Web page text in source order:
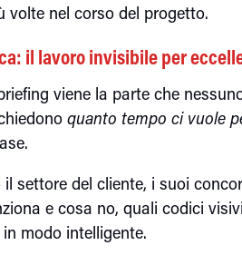
volte nel corso del progetto.
il lavoro invisibile per
viene la parte che
quanto tempo ci vuole
il settore del cliente, i suoi
e cosa no, quali codici
modo intelligente.